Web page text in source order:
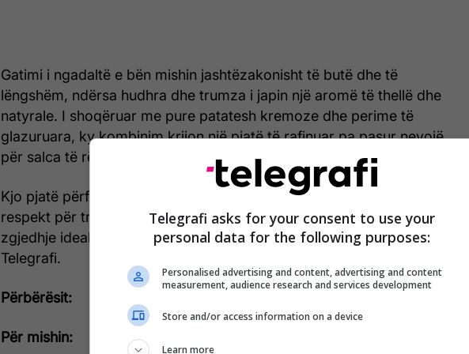
Gatimi i ngadaltë e bën mishin jashtëzakonisht të butë dhe të
lëngshëm, ndërsa hudhra dhe trumza i japin një aromë të thellë dhe
natyrale. I shoqëruar me pure patatesh kremoze dhe perime të
glazuruara, ky kombinim krijon një pjatë të rafinuar pa pasur nevojë
për salca të rënda.
Kjo pjatë përfaqëson një qasje moderne ndaj kuzhinës së Bajramit –
respekt për traditën, por me finesë dhe thjeshtësi bashkëkohore. Një
zgjedhje ideale për një tryezë festive që lë përshtypje, transmeton
Telegrafi.
Përbërësit:
Për mishin:
Telegrafi asks for your consent to use your
personal data for the following purposes:
Personalised advertising and content, advertising and content
measurement, audience research and services development
Store and/or access information on a device
Learn more